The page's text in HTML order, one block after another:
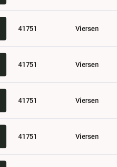
41751 Viersen
41751 Viersen
41751 Viersen
41751 Viersen